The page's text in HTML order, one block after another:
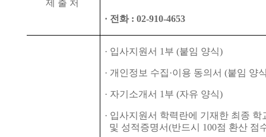
제 출 처
· 전화 : 02-910-4653
· 입사지원서 1 부 (붙임 양식)
· 개인정보 수집 ·이용 동의서 (붙임 양
· 자기소개서 1 부 (자유 양식)
· 입사지원서 학력란에 기재한 최종 학
및 성적증명서(반드시 100점 환산 점